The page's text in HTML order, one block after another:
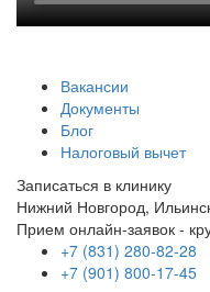
Вакансии
Документы
Блог
Налоговый вычет
Записаться в клинику
Нижний Новгород,
Прием онлайн-заявок -
+7 (831) 280-82-28
+7 (901) 800-17-45